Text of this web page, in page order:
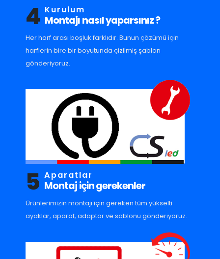
4 Kurulum
Montajı nasıl yaparsınız ?
Her harf arası boşluk farklıdır. Bunun çözümü için
harflerin bire bir boyutunda çizilmiş şablon
gönderiyoruz.
5 Aparatlar
Montaj için gerekenler
Ürünlerimizin montajı için gereken tüm yükselti
ayaklar, aparat, adaptor ve sablonu gönderiyoruz.